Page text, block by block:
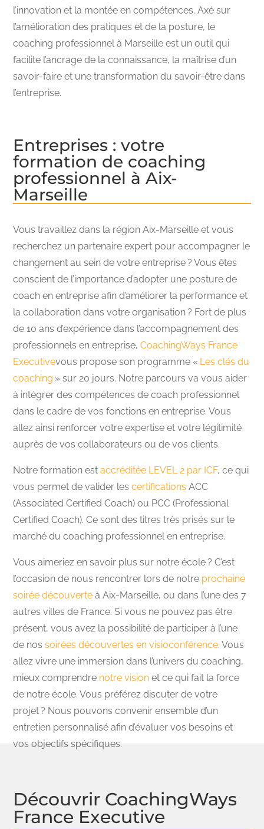
l’innovation et la montée en compétences. Axé sur
l’amélioration des pratiques et de la posture, le
coaching professionnel à Marseille est un outil qui
facilite l’ancrage de la connaissance, la maîtrise d’un
savoir-faire et une transformation du savoir-être dans
l’entreprise.
Entreprises : votre
formation de coaching
professionnel à Aix-
Marseille
Vous travaillez dans la région Aix-Marseille et vous
recherchez un partenaire expert pour accompagner le
changement au sein de votre entreprise ? Vous êtes
conscient de l’importance d’adopter une posture de
coach en entreprise afin d’améliorer la performance et
la collaboration dans votre organisation ? Fort de plus
de 10 ans d’expérience dans l’accompagnement des
professionnels en entreprise,CoachingWays France
Executivevous propose son programme « Les clés du
coaching » sur 20 jours. Notre parcours va vous aider
à intégrer des compétences de coach professionnel
dans le cadre de vos fonctions en entreprise. Vous
allez ainsi renforcer votre expertise et votre légitimité
auprès de vos collaborateurs ou de vos clients.
Notre formation estaccréditée LEVEL 2 par ICF, ce qui
vous permet de valider lescertificationsACC
(Associated Certified Coach) ou PCC (Professional
Certified Coach). Ce sont des titres très prisés sur le
marché du coaching professionnel en entreprise.
Vous aimeriez en savoir plus sur notre école ? C’est
l’occasion de nous rencontrer lors de notre prochaine
soirée découverteà Aix-Marseille, ou dans l’une des 7
autres villes de France. Si vous ne pouvez pas être
présent, vous avez la possibilité de participer à l’une
de nossoirées découvertes en visioconférence. Vous
allez vivre une immersion dans l’univers du coaching,
mieux comprendre notre vision et ce qui fait la force
de notre école. Vous préférez discuter de votre
projet ? Nous pouvons convenir ensemble d’un
entretien personnalisé afin d’évaluer vos besoins et
vos objectifs spécifiques.
Découvrir CoachingWays
France Executive